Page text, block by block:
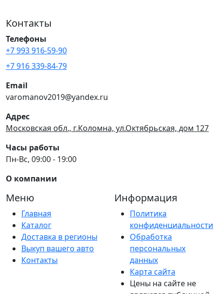
Контакты
Телефоны
+7 993 916-59-90
+7 916 339-84-79
Email
varomanov2019@yandex.ru
Адрес
Московская обл., г.Коломна, ул.Октябрьская, дом 127
Часы работы
Пн-Вс, 09:00 - 19:00
О компании
Меню
Главная
Каталог
Доставка в регионы
Выкуп вашего авто
Контакты
Информация
Политика
конфиденциальности
Обработка
персональных
данных
Карта сайта
Цены на сайте не